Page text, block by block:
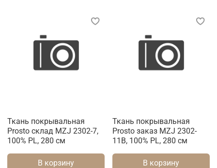
Ткань покрывальная
Prosto склад MZJ 2302-7,
100% PL, 280 см
В корзину
Ткань покрывальная
Prosto заказ MZJ 2302-
11B, 100% PL, 280 см
В корзину